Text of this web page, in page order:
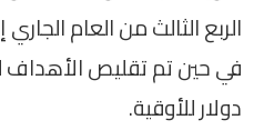
دولار للأوقية.